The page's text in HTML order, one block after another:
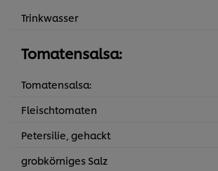
Trinkwasser
Tomatensalsa:
Tomatensalsa:
Fleischtomaten
Petersilie, gehackt
grobkörniges Salz